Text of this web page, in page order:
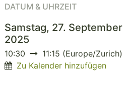
DATUM & UHRZEIT
Samstag, 27. September
2025
10:30 11:15 (Europe/Zurich)
Zu Kalender hinzufügen